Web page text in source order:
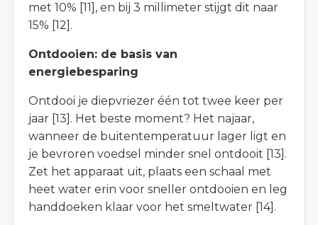
met 10% [11], en bij 3 millimeter stijgt dit naar
15% [12].
Ontdooien: de basis van
energiebesparing
Ontdooi je diepvriezer één tot twee keer per
jaar [13]. Het beste moment? Het najaar,
wanneer de buitentemperatuur lager ligt en
je bevroren voedsel minder snel ontdooit [13].
Zet het apparaat uit, plaats een schaal met
heet water erin voor sneller ontdooien en leg
handdoeken klaar voor het smeltwater [14].